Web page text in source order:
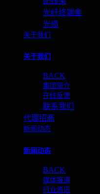
光纤终端盒
光缆
关于我们
关于我们
BACK
集团简介
在线反馈
联系我们
代理招商
新闻动态
新闻动态
BACK
媒体报道
行业资讯